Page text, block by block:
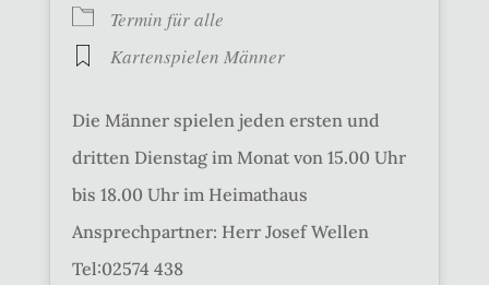
Termin für alle
Kartenspielen Männer
Die Männer spielen jeden ersten und
dritten Dienstag im Monat von 15.00 Uhr
bis 18.00 Uhr im Heimathaus
Ansprechpartner: Herr Josef Wellen
Tel:02574 438